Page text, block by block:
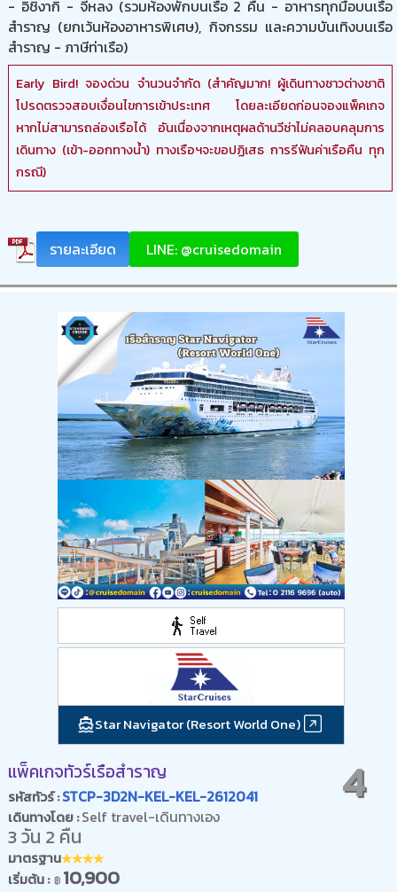
- อิชิงากิ - จีหลง (รวมห้องพักบนเรือ 2 คืน - อาหารทุกมื้อบนเรือ
สำราญ (ยกเว้นห้องอาหารพิเศษ), กิจกรรม และความบันเทิงบนเรือ
สำราญ - ภาษีท่าเรือ)
Early Bird! จองด่วน จำนวนจำกัด (สำคัญมาก! ผู้เดินทางชาวต่างชาติ
โปรดตรวจสอบเงื่อนไขการเข้าประเทศ โดยละเอียดก่อนจองแพ็คเกจ
หากไม่สามารถล่องเรือได้ อันเนื่องจากเหตุผลด้านวีซ่าไม่คลอบคลุมการ
เดินทาง (เข้า-ออกทางน้ำ) ทางเรือฯจะขอปฏิเสธ การรีฟันค่าเรือคืน ทุก
กรณี)
รายละเอียด LINE: @cruisedomain
Star Navigator (Resort World One)
แพ็คเกจทัวร์เรือสำราญ
รหัสทัวร์ :STCP-3D2N-KEL-KEL-2612041 4
เดินทางโดย :Self travel-เดินทางเอง
3 วัน 2 คืน
มาตรฐาน
เริ่มต้น : ฿ 10,900